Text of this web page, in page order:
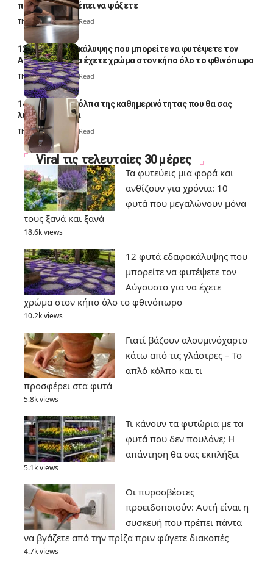
ποια σημεία πρέπει να ψάξετε
Thali Ombre4 Min Read
12 φυτά εδαφοκάλυψης που μπορείτε να φυτέψετε τον
Αύγουστο για να έχετε χρώμα στον κήπο όλο το φθινόπωρο
Thali Ombre7 Min Read
14 πανέξυπνα κόλπα της καθημερινότητας που θα σας
λύσουν τα χέρια
Thali Ombre 6 Min Read
Viral τις τελευταίες 30 μέρες
Τα φυτεύεις μια φορά και
ανθίζουν για χρόνια: 10
φυτά που μεγαλώνουν μόνα
τους ξανά και ξανά
18.6k views
12 φυτά εδαφοκάλυψης που
μπορείτε να φυτέψετε τον
Αύγουστο για να έχετε
χρώμα στον κήπο όλο το φθινόπωρο
10.2k views
Γιατί βάζουν αλουμινόχαρτο
κάτω από τις γλάστρες – Το
απλό κόλπο και τι
προσφέρει στα φυτά
5.8k views
Τι κάνουν τα φυτώρια με τα
φυτά που δεν πουλάνε; Η
απάντηση θα σας εκπλήξει
5.1k views
Οι πυροσβέστες
προειδοποιούν: Αυτή είναι η
συσκευή που πρέπει πάντα
να βγάζετε από την πρίζα πριν φύγετε διακοπές
4.7k views